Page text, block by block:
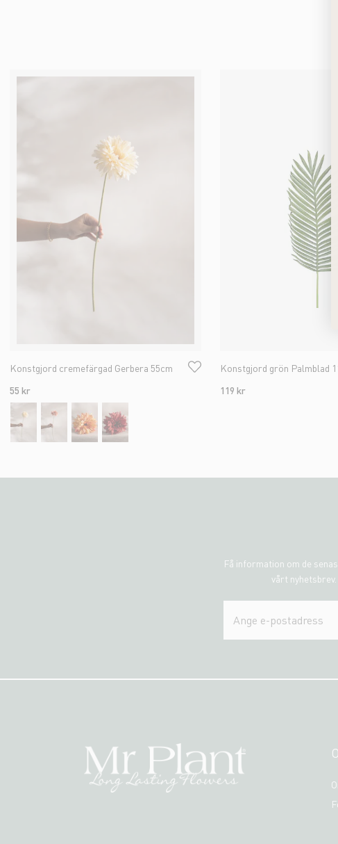
Konstgjord cremefärgad Gerbera 55cm
55 kr
Konstgjord grön Palmblad
119 kr
Få information om de
vårt